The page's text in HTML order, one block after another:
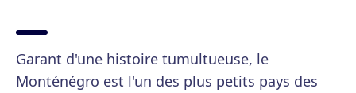
Garant d'une histoire tumultueuse, le
Monténégro est l'un des plus petits pays des